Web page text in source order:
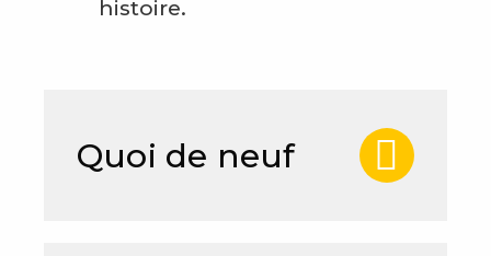
histoire.
Quoi de neuf